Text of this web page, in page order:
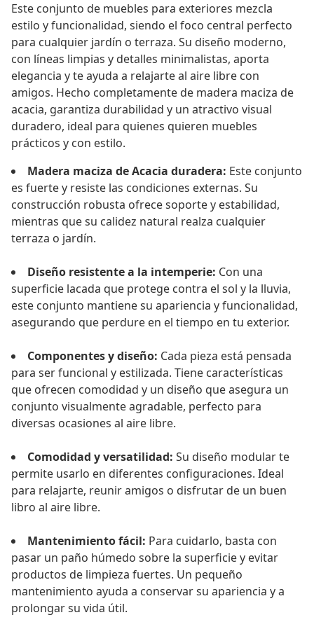
Este conjunto de muebles para exteriores mezcla
estilo y funcionalidad, siendo el foco central perfecto
para cualquier jardín o terraza. Su diseño moderno,
con líneas limpias y detalles minimalistas, aporta
elegancia y te ayuda a relajarte al aire libre con
amigos. Hecho completamente de madera maciza de
acacia, garantiza durabilidad y un atractivo visual
duradero, ideal para quienes quieren muebles
prácticos y con estilo.
Madera maciza de Acacia duradera: Este conjunto
es fuerte y resiste las condiciones externas. Su
construcción robusta ofrece soporte y estabilidad,
mientras que su calidez natural realza cualquier
terraza o jardín.
Diseño resistente a la intemperie: Con una
superficie lacada que protege contra el sol y la lluvia,
este conjunto mantiene su apariencia y funcionalidad,
asegurando que perdure en el tiempo en tu exterior.
Componentes y diseño: Cada pieza está pensada
para ser funcional y estilizada. Tiene características
que ofrecen comodidad y un diseño que asegura un
conjunto visualmente agradable, perfecto para
diversas ocasiones al aire libre.
Comodidad y versatilidad: Su diseño modular te
permite usarlo en diferentes configuraciones. Ideal
para relajarte, reunir amigos o disfrutar de un buen
libro al aire libre.
Mantenimiento fácil: Para cuidarlo, basta con
pasar un paño húmedo sobre la superficie y evitar
productos de limpieza fuertes. Un pequeño
mantenimiento ayuda a conservar su apariencia y a
prolongar su vida útil.